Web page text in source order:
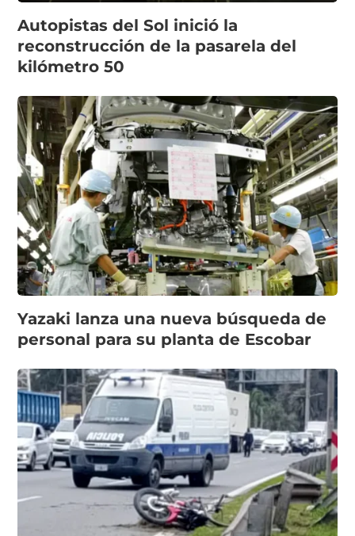
Autopistas del Sol inició la
reconstrucción de la pasarela del
kilómetro 50
Yazaki lanza una nueva búsqueda de
personal para su planta de Escobar